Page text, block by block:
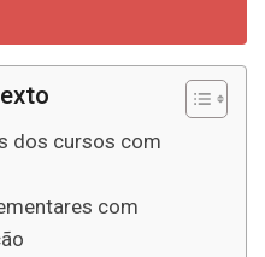
dos cursos com
com